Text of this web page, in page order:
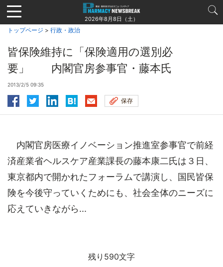
Jump
to
navigation
2026年8月8日（土）
トップページ > 行政・政治
皆保険維持に「保険適用の選別必
要」 内閣官房参事官・藤本氏
2013/2/5 09:35
保存
内閣官房医療イノベーション推進室参事官で前経
済産業省ヘルスケア産業課長の藤本康二氏は３日、
東京都内で開かれたフォーラムで講演し、国民皆保
険を今後守っていくためにも、社会全体のニーズに
応えていきながら...
残り590文字